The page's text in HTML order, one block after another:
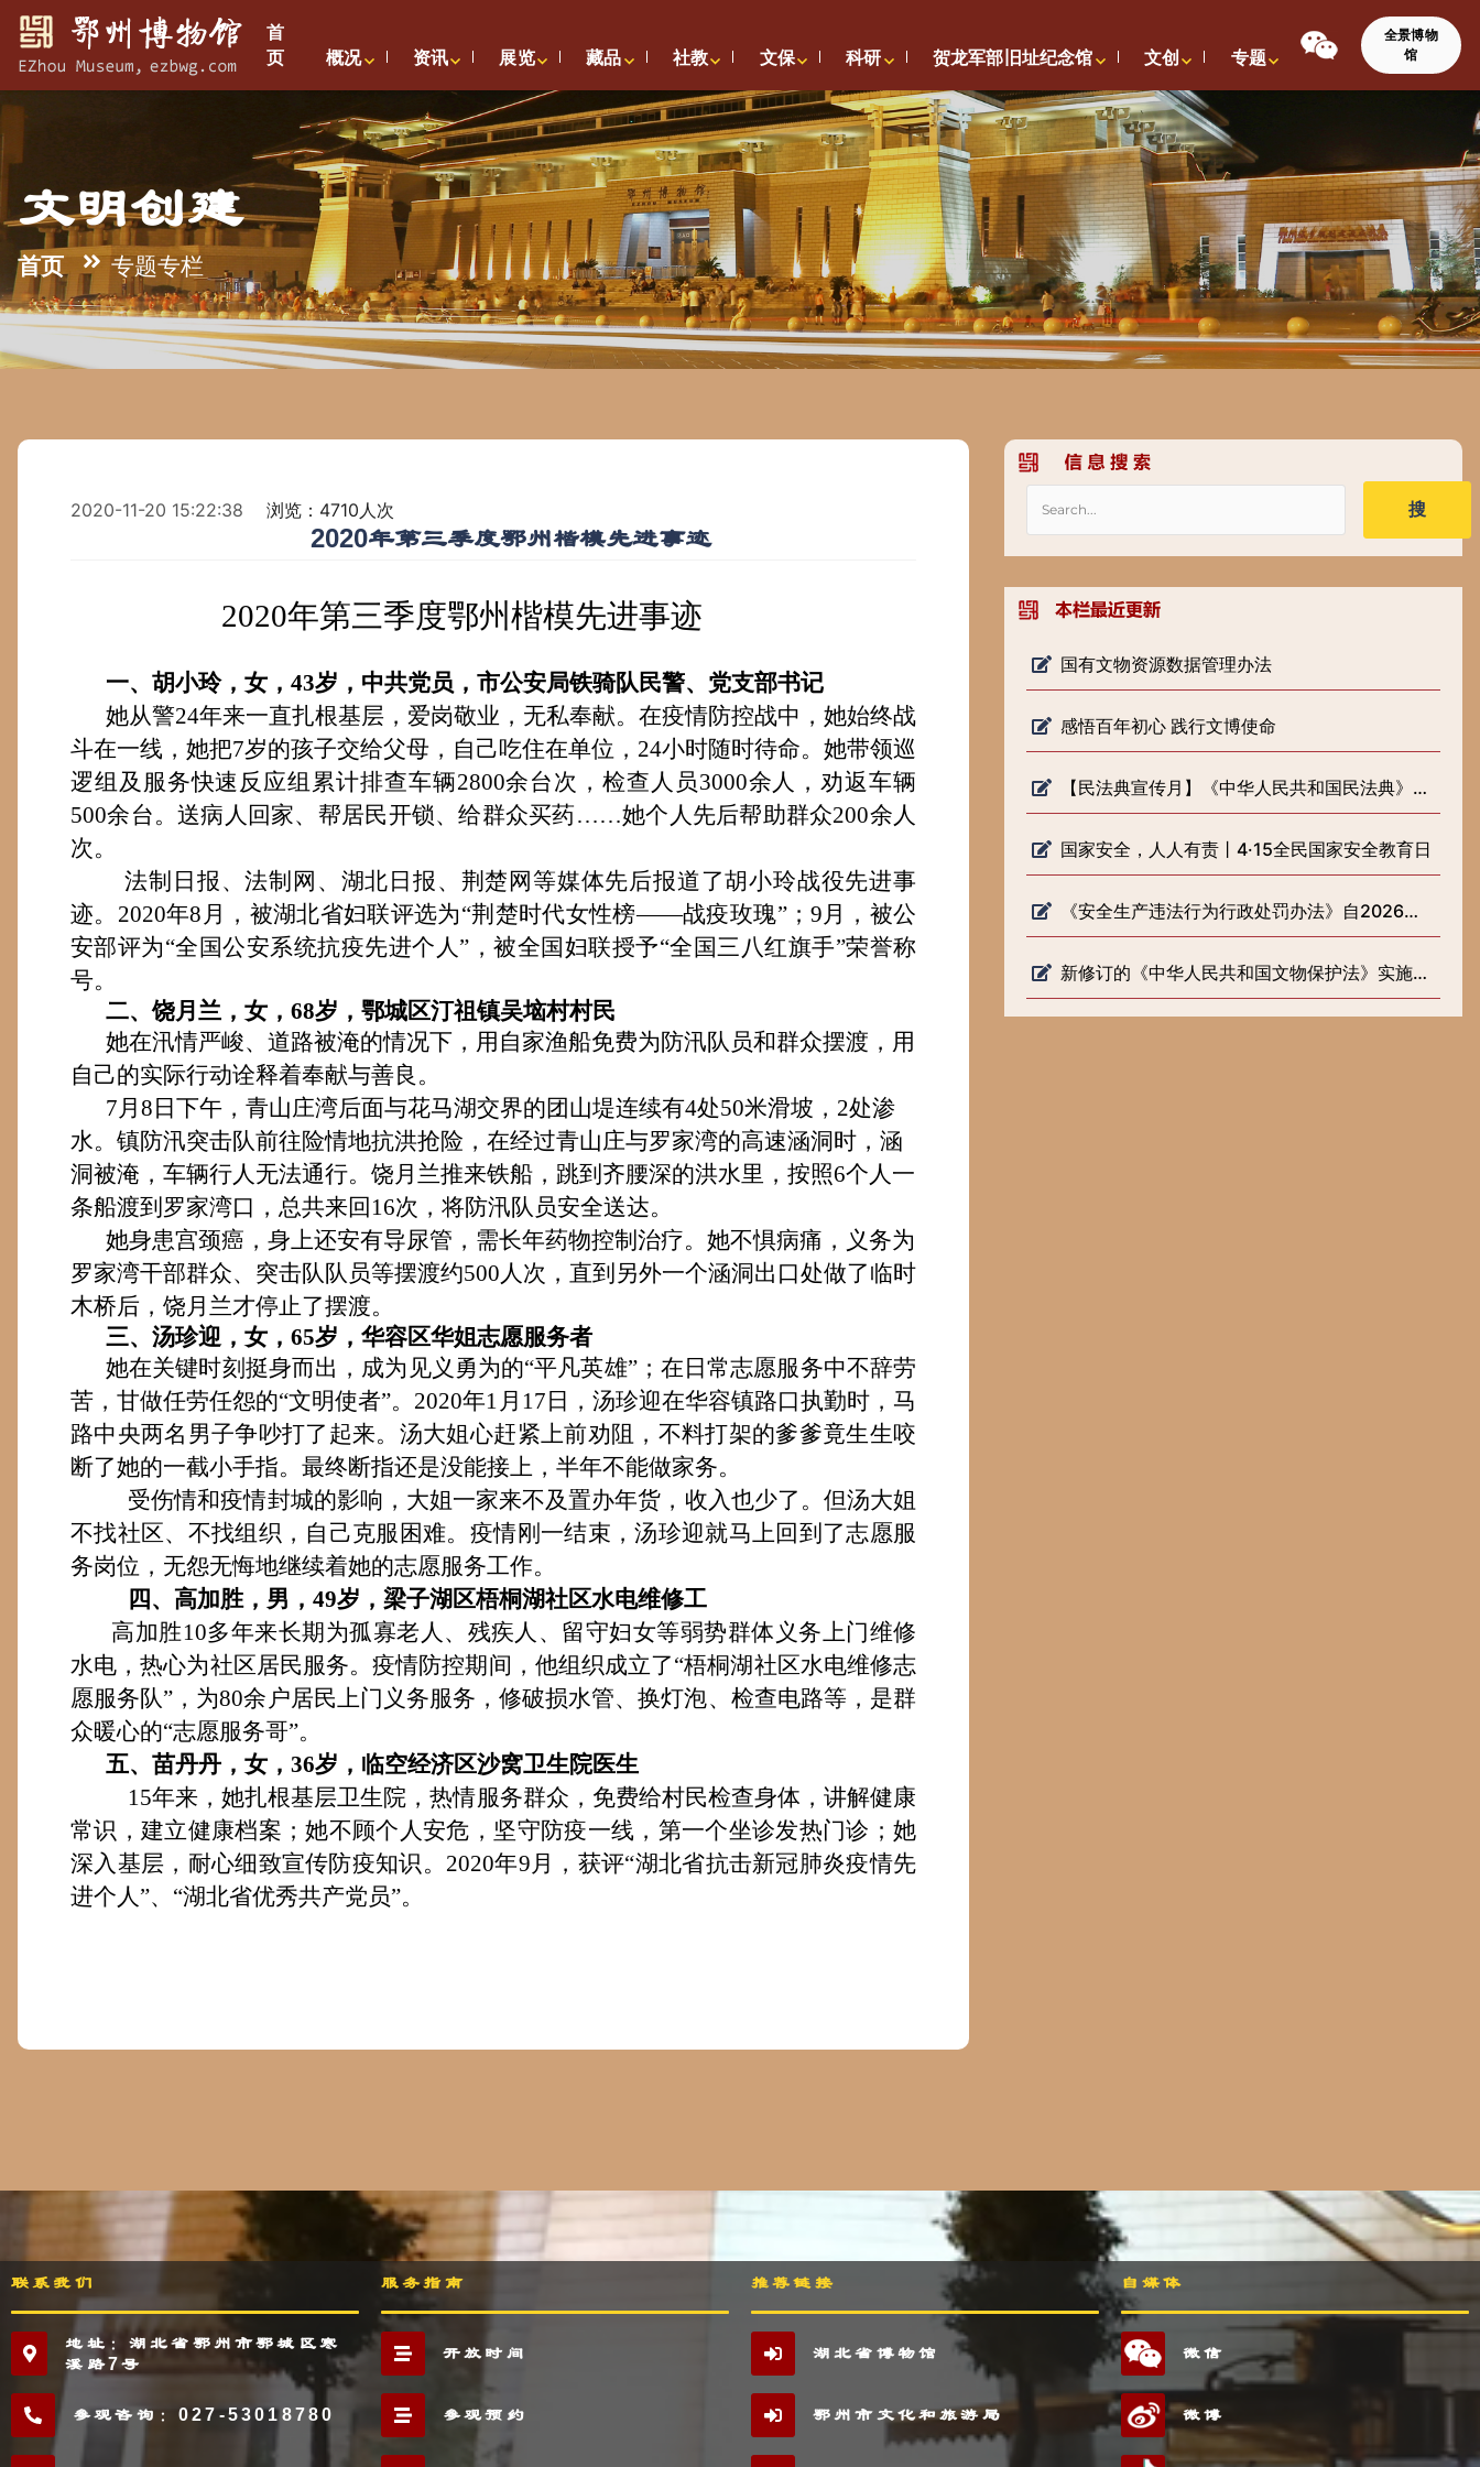
首
页
概况 资讯 展览 藏品 社教 文保 科研 贺龙军部旧址纪念馆 文创 专题
全景博物
馆
文明创建
首页 专题专栏
2020-11-20 15:22:38 浏览：4710人次
2020年第三季度鄂州楷模先进事迹
2020年第三季度鄂州楷模先进事迹
一、 胡小玲，女， 43岁，中共党员，市公安局铁骑队民警、党支部书记
她从警24年来一直扎根基层，爱岗敬业 ，无私奉献。 在疫情防控战中， 她始终战
斗在一线 ， 她把7岁的孩子交给父母，自己吃住在单位，24小时随时待命。她带领巡
逻组及服务快速 反 应组累计排查车辆2800余台次，检查人员3000余人，劝返车辆
500余台。送病人回家、帮居民开锁、给群众买药……她个人先后帮助群众200余人
次。
法制日报、法制网、湖北日报、荆楚网等媒体先后报道了胡小玲战役先进事
迹。 2020年8月，被湖北省妇联评选为“荆楚时代女性榜——战疫玫瑰”； 9月，被公
安部评为“全国公安系统抗疫先进个人”，被全国妇联授予“全国三八红旗手”荣誉称
号。
二、饶月兰，女， 68岁，鄂城区汀祖镇吴垴村村民
她在汛情严峻、道路被淹的情况下，用自家渔船免费为防汛队员和群众摆渡，用
自己的实际行动诠释着奉献与善良。
7月8日下午，青山庄湾后面与花马湖交界的团山堤连续有4处50米滑坡，2处渗
水。 镇防汛突击队前往险情地抗洪抢险，在经过青山庄与罗家湾的高速涵洞时，涵
洞被淹，车辆行人无法通行。饶月兰推来铁船，跳到齐腰深的洪水里 ， 按照6个人一
条船渡到罗家湾口，总共来回 16次 ，将防汛队员安全送达。
她身患宫颈癌，身上还安有导尿管，需长年药物控制治疗。 她不惧病痛，义务为
罗家湾干部群众、突击队队员等摆渡约500人次，直到另外一个涵洞出口处做了临时
木桥后，饶月兰才停止了摆渡。
三、 汤珍迎 ，女， 65岁，华容区华姐志愿服务者
她在关键时刻挺身而出，成为见义勇为的“平凡英雄”；在日常志愿服务中不辞劳
苦，甘做任劳任怨的“文明使者”。2020年1月17日，汤珍迎在华容镇路口执勤时，马
路中央两名男子争吵打了起来。汤大姐心赶紧上前劝阻，不料打架的爹爹竟生生咬
断了她的一截小手指。最终断指还是没能接上，半年不能做家务。
受伤情和疫情封城的影响，大姐一家来不及置办年货，收入也少了。但汤大姐
不找社区、不找组织，自己克服困难。疫情刚一结束，汤珍迎就马上回到了志愿服
务岗位，无怨无悔地继续着她的志愿服务工作。
四、高加胜，男， 49岁，梁子湖区梧桐湖社区水电维修工
高加胜10多年来长期为孤寡老人、残疾人、留守妇女等弱势群体义务上门维修
水电，热心为社区居民服务。疫情防控期间，他组织成立了“梧桐湖社区水电维修志
愿服务队”，为80余户居民上门义务服务，修破损水管、换灯泡、检查电路等，是群
众暖心的“志愿服务哥”。
五、 苗丹丹 ，女，36岁， 临空经济区沙窝卫生院医生
15年来，她扎根基层卫生院，热情服务群众，免费给村民检查身体 ，讲解健康
常识，建立健康档案 ；她不顾个人安危， 坚守防疫一线 ， 第一个坐诊发热门诊 ；她
深入基层， 耐心细致宣传防疫知识 。 2020年9月 ，获评“湖北省抗击新冠肺炎疫情先
进个人”、 “湖北省优秀共产党员”。
搜
国有文物资源数据管理办法
感悟百年初心 践行文博使命
【民法典宣传月】《中华人民共和国民法典》知识普及
国家安全，人人有责丨4·15全民国家安全教育日
《安全生产违法行为行政处罚办法》自2026年2月1日起施行
新修订的《中华人民共和国文物保护法》实施一周年
联系我们
地址：湖北省鄂州市鄂城区寒
溪路7号
参观咨询：027-53018780
服务指南
开放时间
参观预约
推荐链接
湖北省博物馆
鄂州市文化和旅游局
自媒体
微信
微博